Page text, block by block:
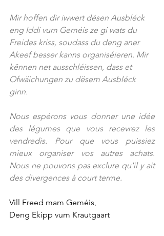
Mir hoffen dir iwwert dësen Ausbléck
eng Iddi vum Geméis ze gi wats du
Freides kriss, soudass du deng aner
Akeef besser kanns organiséieren. Mir
kënnen net ausschléissen, dass et
Ofwäichungen zu dësem Ausbléck
ginn.
Nous espérons vous donner une idée
des légumes que vous recevrez les
vendredis. Pour que vous puissiez
mieux organiser vos autres achats.
Nous ne pouvons pas exclure qu'il y ait
des divergences à court terme.
Vill Freed mam Geméis,
Deng Ekipp vum Krautgaart